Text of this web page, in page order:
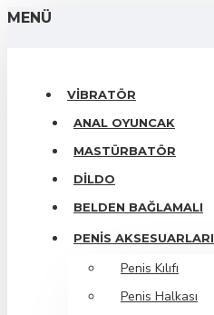
MENÜ
VIBRATÖR
ANAL OYUNCAK
MASTÜRBATÖR
DILDO
BELDEN BAĞLAMALI
PENIS AKSESUARLARI
Penis Kılıfı
Penis Halkası